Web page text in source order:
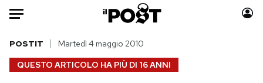
Auto
HOME
QUESTO ARTICOLO HA PIÙ DI 16 ANNI
POSTIT Martedì 4 maggio 2010